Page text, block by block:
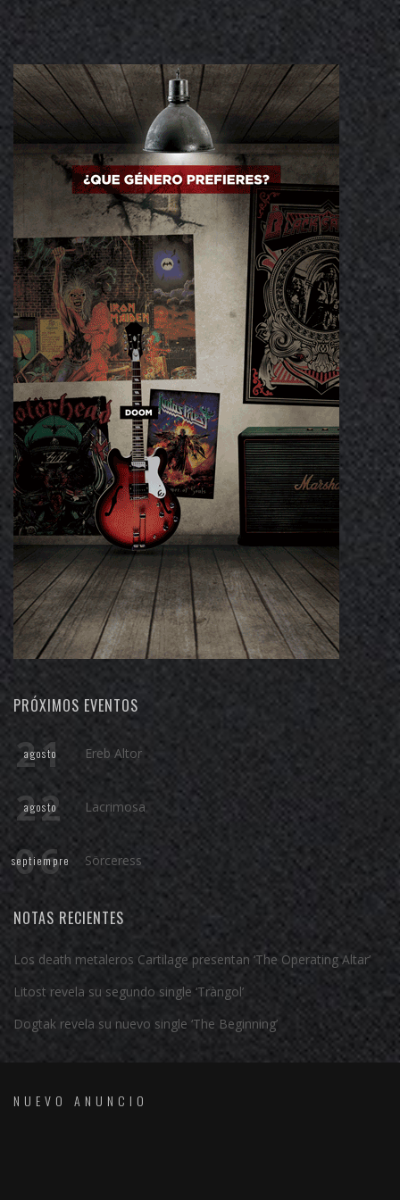
PRÓXIMOS EVENTOS
21
agosto Ereb Altor
22
agosto Lacrimosa
06
septiempre Sörceress
NOTAS RECIENTES
Los death metaleros Cartilage presentan ‘The Operating Altar’
Litost revela su segundo single ‘Tràngol’
Dogtak revela su nuevo single ‘The Beginning’
NUEVO ANUNCIO